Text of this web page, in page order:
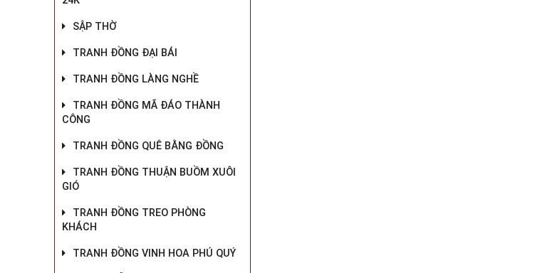
SẬP THỜ
TRANH ĐỒNG ĐẠI BÁI
TRANH ĐỒNG LÀNG NGHỀ
TRANH ĐỒNG MÃ ĐÁO THÀNH
CÔNG
TRANH ĐỒNG QUÊ BẰNG ĐỒNG
TRANH ĐỒNG THUẬN BUỒM XUÔI
GIÓ
TRANH ĐỒNG TREO PHÒNG
KHÁCH
TRANH ĐỒNG VINH HOA PHÚ QUÝ